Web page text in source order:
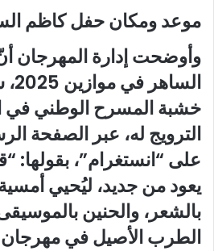
موعد ومكان حفل كاظم
وأوضحت إدارة المهرجان
خشبة المسرح الوطني في
الترويج له، عبر الصفحة
على “انستغرام”، بقولها:
يعود من جديد، ليُحيي
بالشعر، والحنين
الطرب الأصيل في مهرجان